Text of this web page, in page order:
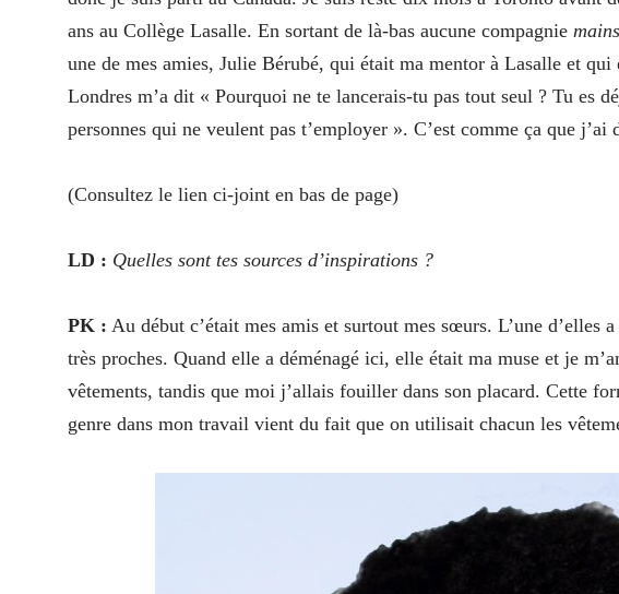
ans au Collège Lasalle. En sortant de là-bas aucune compagnie
une de mes amies, Julie Bérubé, qui était ma mentor à Lasalle et
Londres m’a dit « Pourquoi ne te lancerais-tu pas tout seul ? Tu es
personnes qui ne veulent pas t’employer ». C’est comme ça que
(Consultez le lien ci-joint en bas de page)
LD : Quelles sont tes sources d’inspirations ?
PK : Au début c’était mes amis et surtout mes sœurs. L’une d’elles
très proches. Quand elle a déménagé ici, elle était ma muse et je
vêtements, tandis que moi j’allais fouiller dans son placard. Cette
genre dans mon travail vient du fait que on utilisait chacun les